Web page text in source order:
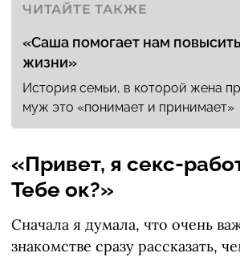
ЧИТАЙТЕ ТАКЖЕ
«Саша помогает нам
жизни»
История семьи, в которой жена
муж это «понимает и принимает»
«Привет, я секс-
Тебе ок?»
Сначала я думала, что очень
знакомстве сразу рассказать,